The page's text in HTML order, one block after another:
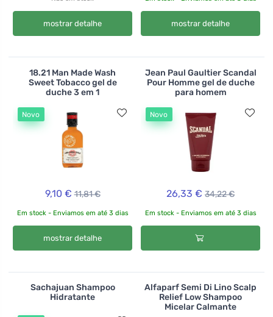
mostrar detalhe mostrar detalhe
18.21 Man Made Wash
Sweet Tobacco gel de
duche 3 em 1
Novo
9,10 € 11,81 €
Em stock - Enviamos em até 3 dias
mostrar detalhe
Jean Paul Gaultier Scandal
Pour Homme gel de duche
para homem
Novo
26,33 € 34,22 €
Em stock - Enviamos em até 3 dias
Sachajuan Shampoo
Hidratante
Alfaparf Semi Di Lino Scalp
Relief Low Shampoo
Micelar Calmante